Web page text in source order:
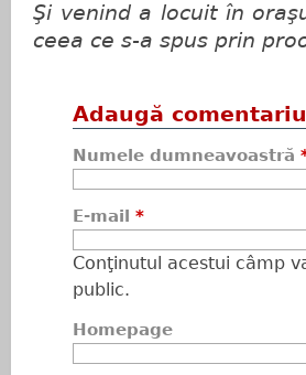
Şi venind a locuit în
ceea ce s-a spus prin
Adaugă
Numele dumneavoastră
E-mail *
Conţinutul acestui câmp
public.
Homepage